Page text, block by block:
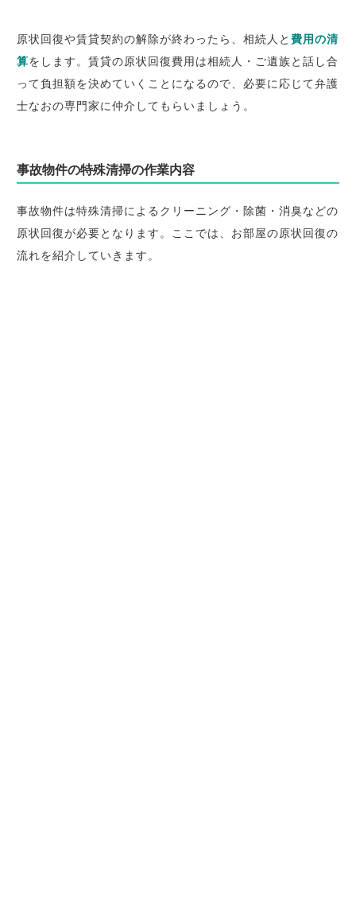
原状回復や賃貸契約の解除が終わったら、相続人と費用の清
算をします。賃貸の原状回復費用は相続人・ご遺族と話し合
って負担額を決めていくことになるので、必要に応じて弁護
士なおの専門家に仲介してもらいましょう。
事故物件の特殊清掃の作業内容
事故物件は特殊清掃によるクリーニング・除菌・消臭などの
原状回復が必要となります。ここでは、お部屋の原状回復の
流れを紹介していきます。